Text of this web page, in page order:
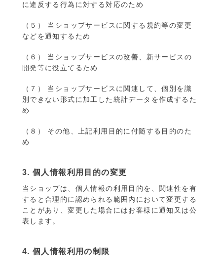
に違反する行為に対する対応のため
（５） 当ショップサービスに関する規約等の変更
などを通知するため
（６） 当ショップサービスの改善、新サービスの
開発等に役立てるため
（７） 当ショップサービスに関連して、個別を識
別できない形式に加工した統計データを作成するた
め
（８） その他、上記利用目的に付随する目的のた
め
3. 個人情報利用目的の変更
当ショップは、個人情報の利用目的を、関連性を有
すると合理的に認められる範囲内において変更する
ことがあり、変更した場合にはお客様に通知又は公
表します。
4. 個人情報利用の制限